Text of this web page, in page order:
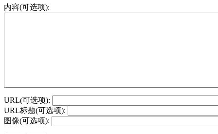
内容(可选项):
URL(可选项):
URL标题(可选项):
图像(可选项):